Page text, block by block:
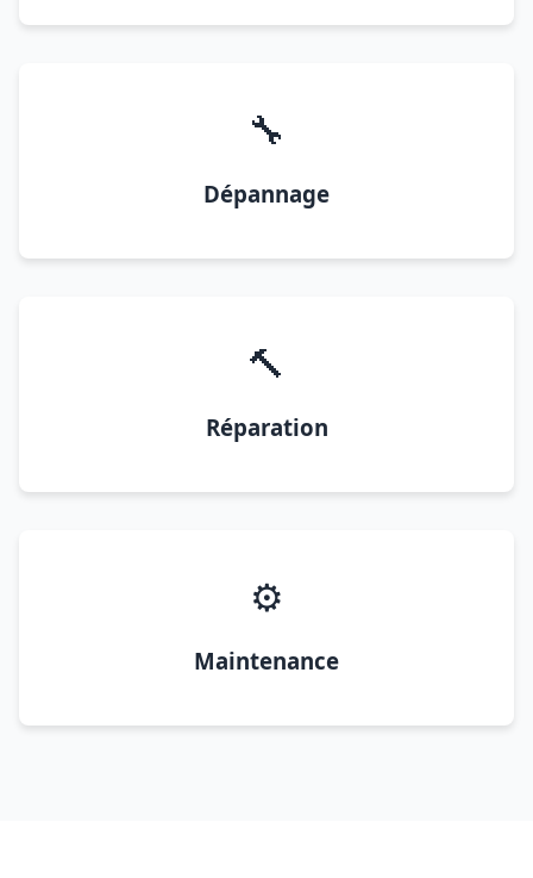
🔧
Dépannage
🔨
Réparation
⚙️
Maintenance